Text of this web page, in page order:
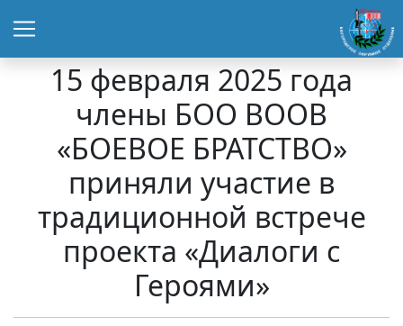
15 февраля 2025 года
члены БОО ВООВ
«БОЕВОЕ БРАТСТВО»
приняли участие в
традиционной встрече
проекта «Диалоги с
Героями»